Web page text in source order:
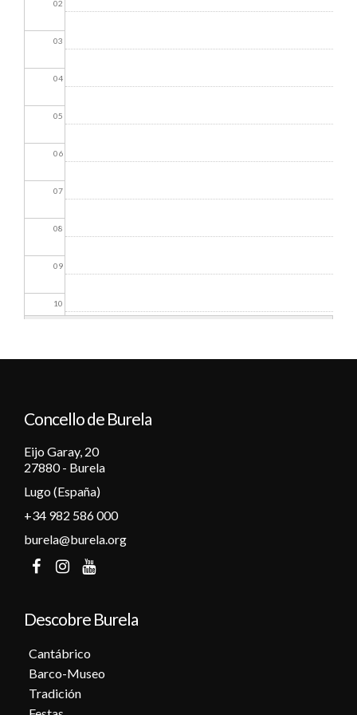
02
03
04
05
06
07
08
09
10
13
14
15
17
20
Concello de Burela
Eijo Garay, 20
27880 - Burela
Lugo (España)
+34 982 586 000
burela@burela.org
Descobre Burela
Cantábrico
Barco-Museo
Tradición